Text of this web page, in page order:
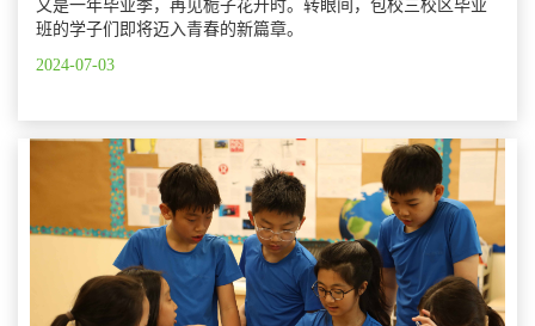
又是一年毕业季，再见栀子花开时。转眼间，包校三校区毕业
班的学子们即将迈入青春的新篇章。
2024-07-03